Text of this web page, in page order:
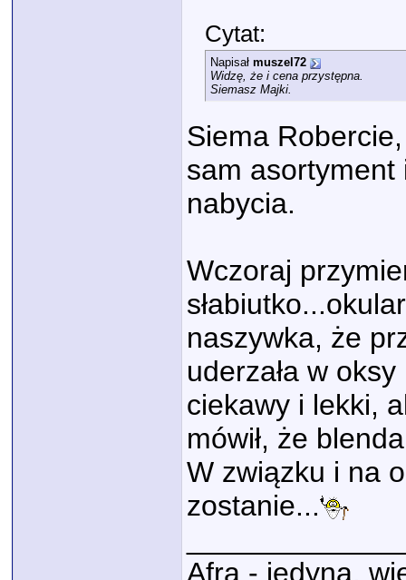
Cytat:
Napisał muszel72
Widzę, że i cena przystępna.
Siemasz Majki.
Siema
sam asortyment
nabycia.
Wczoraj
naszywka, że
uderzała w
ciekawy i lekki,
mówił, że
W związku i na
zostanie...
Afra - jedyna,